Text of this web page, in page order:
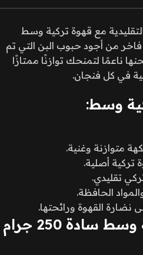
مع قهوة تركية وسط
مزيج فاخر من أجود حبوب البن التي تم
ناعمًا لتمنحك توازنًا ممتازًا
في كل فنجان.
وسط:
متوازنة وغنية.
تركية أصلية.
تقليدي.
الحافظة.
نضارة القهوة ورائحتها.
مميزات قهوة تركية وسط سادة 250 جرام